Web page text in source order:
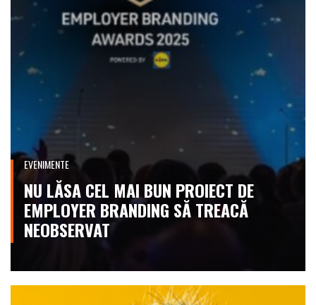
EVENIMENTE
NU LĂSA CEL MAI BUN PROIECT DE
EMPLOYER BRANDING SĂ TREACĂ
NEOBSERVAT